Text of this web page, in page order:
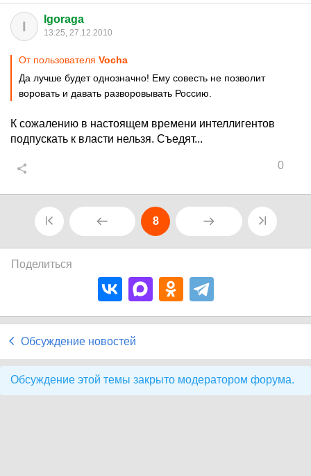
I Igoraga
13:25, 27.12.2010
От пользователя Vocha
Да лучше будет однозначно! Ему совесть не позволит
воровать и давать разворовывать Россию.
К сожалению в настоящем времени интеллигентов
подпускать к власти нельзя. Съедят...
0
8
Поделиться
Обсуждение новостей
Обсуждение этой темы закрыто модератором форума.